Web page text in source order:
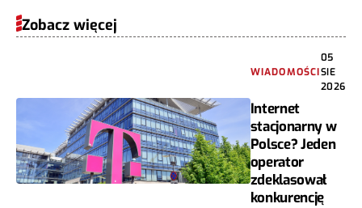
Zobacz więcej
WIADOMOŚCI
05
SIE
2026
Internet
stacjonarny w
Polsce? Jeden
operator
zdeklasował
konkurencję